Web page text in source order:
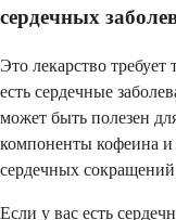
сердечных
Это лекарство
есть сердечные
может быть полезен
компоненты кофеина и
сердечных
Если у вас есть